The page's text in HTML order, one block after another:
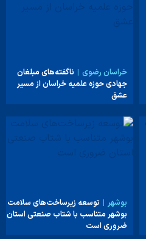
خراسان رضوی
ناگفته‌های مبلغان
جهادی حوزه علمیه خراسان از مسیر
عشق
بوشهر
توسعه زیرساخت‌های سلامت
بوشهر متناسب با شتاب صنعتی استان
ضروری است